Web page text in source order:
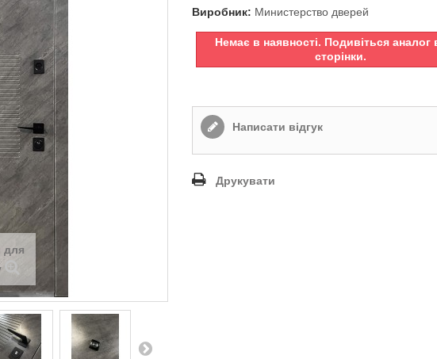
для
Виробник: Министерство дверей
Немає в наявності. Подивіться аналог
сторінки.
Написати відгук
Друкувати